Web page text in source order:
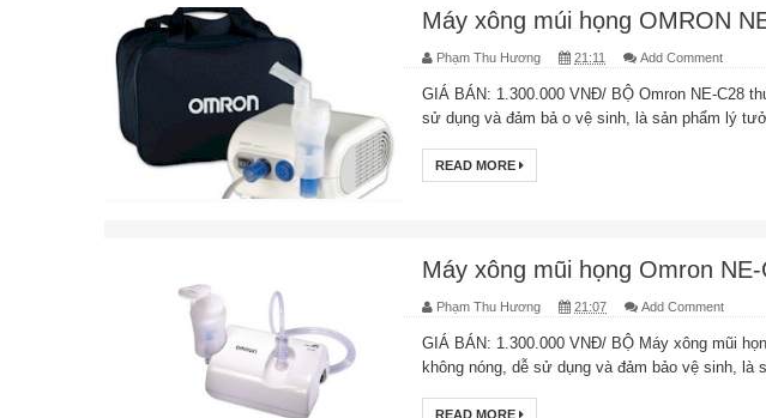
Máy xông múi họng OMRON
Phạm Thu Hương 21:11 Add Comment
GIÁ BÁN: 1.300.000 VNĐ/ BỘ Omron NE-C28
sử dụng và đảm bả o vệ sinh, là sản phẩm lý
READ MORE
Máy xông mũi họng Omron NE-
Phạm Thu Hương 21:07 Add Comment
GIÁ BÁN: 1.300.000 VNĐ/ BỘ Máy xông mũi
không nóng, dễ sử dụng và đảm bảo vệ sinh, là
READ MORE